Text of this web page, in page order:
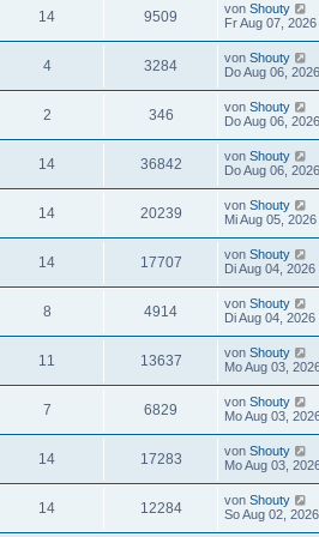
14 9509 von Shouty
Fr Aug 07,
4 3284 von Shouty
Do Aug 06,
2 346 von Shouty
Do Aug 06,
14 36842 von Shouty
Do Aug 06,
14 20239 von Shouty
Mi Aug 05,
14 17707 von Shouty
Di Aug 04,
8 4914 von Shouty
Di Aug 04,
11 13637 von Shouty
Mo Aug 03,
7 6829 von Shouty
Mo Aug 03,
14 17283 von Shouty
Mo Aug 03,
14 12284 von Shouty
So Aug 02,